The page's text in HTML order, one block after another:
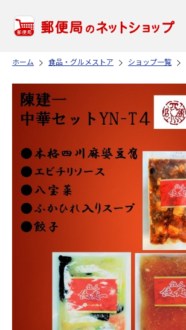
ホーム 食品・グルメストア ショップ一覧